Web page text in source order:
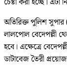
অতিরিক্ত পুলিশ
লালপোল বেদেপল্লী
হবে। এক্ষেত্রে
ডাটাবেজ তৈরী